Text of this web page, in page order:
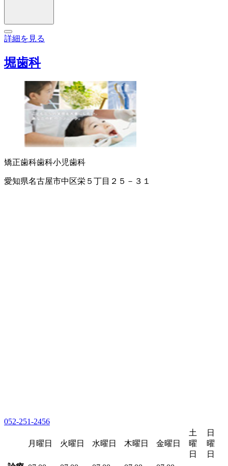
詳細を見る
堀歯科
矯正歯科歯科小児歯科
愛知県名古屋市中区栄５丁目２５－３１
052-251-2456
月曜日 火曜日 水曜日 木曜日 金曜日
土
曜
日
日
曜
日